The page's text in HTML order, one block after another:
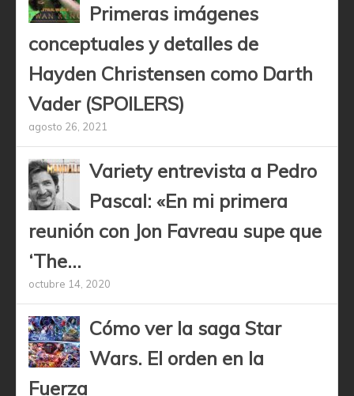
Primeras imágenes
conceptuales y detalles de
Hayden Christensen como Darth
Vader (SPOILERS)
agosto 26, 2021
Variety entrevista a Pedro
Pascal: «En mi primera
reunión con Jon Favreau supe que
‘The...
octubre 14, 2020
Cómo ver la saga Star
Wars. El orden en la
Fuerza